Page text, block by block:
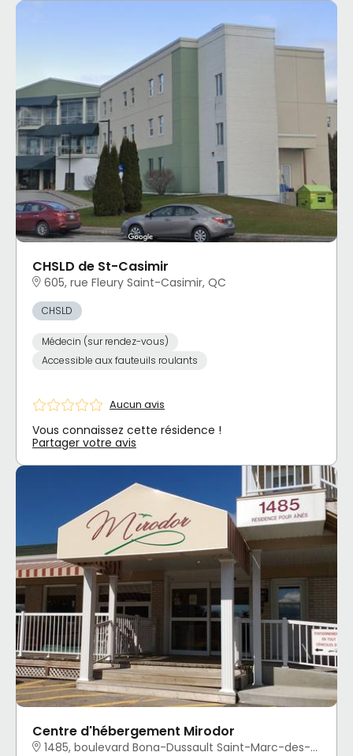
CHSLD de St-Casimir
605, rue Fleury Saint-Casimir, QC
CHSLD
Médecin (sur rendez-vous)
Accessible aux fauteuils roulants
Aucun avis
Vous connaissez cette résidence !
Partager votre avis
Centre d'hébergement Mirodor
1485, boulevard Bona-Dussault Saint-Marc-des-Carrières, QC